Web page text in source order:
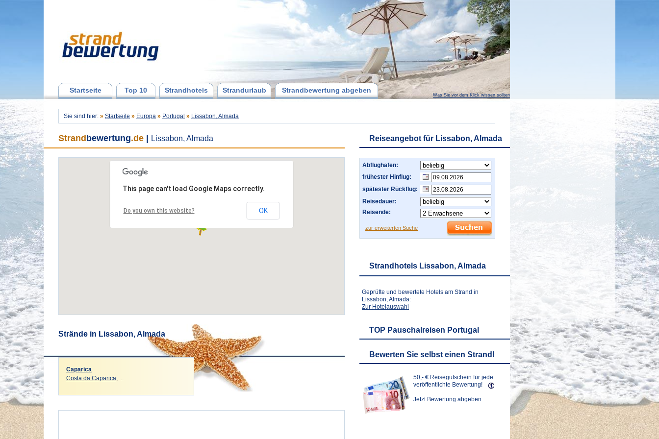
Startseite Top 10 Strandhotels Strandurlaub Strandbewertung abgeben
Was Sie vor dem Klick wissen sollten
Sie sind hier: » Startseite » Europa » Portugal » Lissabon, Almada
Strand bewertung.de Lissabon, Almada
This page can't load Google Maps correctly.
Do you own this website? OK
Strände in Lissabon, Almada
Caparica
Costa da Caparica, ...
Reiseangebot für Lissabon, Almada
Abflughafen:
frühester Hinflug:
spätester Rückflug:
Reisedauer:
Reisende:
zur erweiterten Suche
Strandhotels Lissabon, Almada
Geprüfte und bewertete Hotels am Strand in
Lissabon, Almada:
Zur Hotelauswahl
TOP Pauschalreisen Portugal
Bewerten Sie selbst einen Strand!
50,- € Reisegutschein für jede
veröffentlichte Bewertung!
Jetzt Bewertung abgeben.